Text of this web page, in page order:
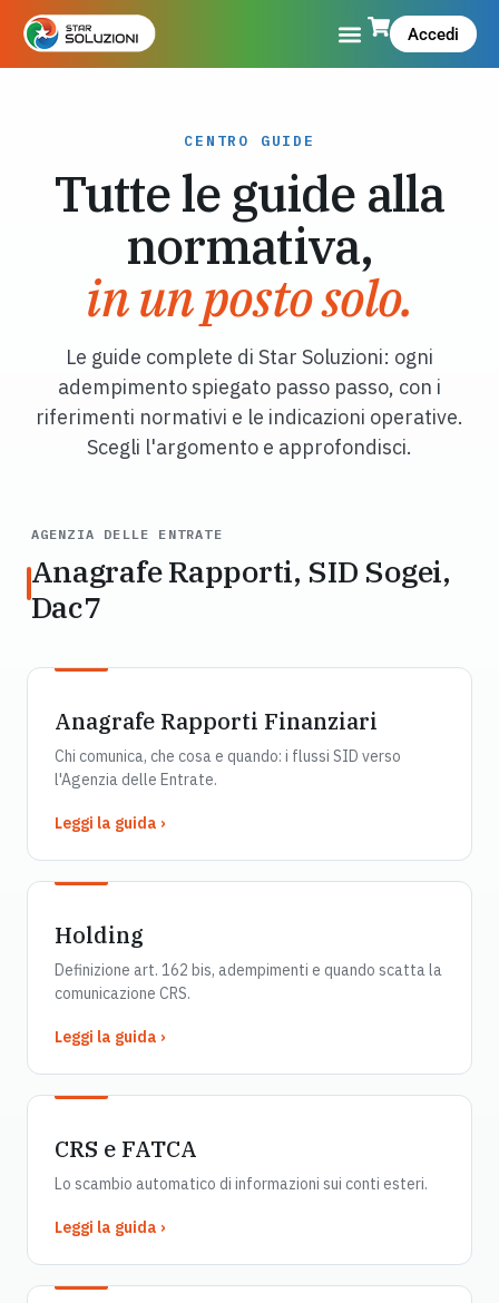
Accedi
CENTRO GUIDE
Tutte le guide alla
normativa,
in un posto solo.
Le guide complete di Star Soluzioni: ogni
adempimento spiegato passo passo, con i
riferimenti normativi e le indicazioni operative.
Scegli l'argomento e approfondisci.
AGENZIA DELLE ENTRATE
Anagrafe Rapporti, SID Sogei,
Dac7
Anagrafe Rapporti Finanziari
Chi comunica, che cosa e quando: i flussi SID verso
l'Agenzia delle Entrate.
Leggi la guida ›
Holding
Definizione art. 162 bis, adempimenti e quando scatta la
comunicazione CRS.
Leggi la guida ›
CRS e FATCA
Lo scambio automatico di informazioni sui conti esteri.
Leggi la guida ›